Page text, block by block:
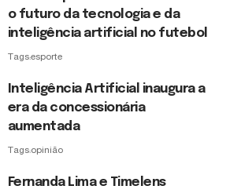
o futuro da tecnologia e da
inteligência artificial no futebol
Tags:esporte
Inteligência Artificial inaugura a
era da concessionária
aumentada
Tags:opinião
Fernanda Lima e Timelens